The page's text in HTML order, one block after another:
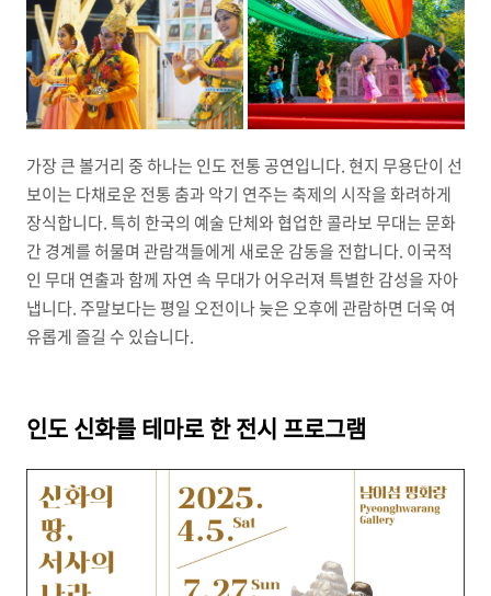
가장 큰 볼거리 중 하나는 인도 전통 공연입니다. 현지 무용단이 선
보이는 다채로운 전통 춤과 악기 연주는 축제의 시작을 화려하게
장식합니다. 특히 한국의 예술 단체와 협업한 콜라보 무대는 문화
간 경계를 허물며 관람객들에게 새로운 감동을 전합니다. 이국적
인 무대 연출과 함께 자연 속 무대가 어우러져 특별한 감성을 자아
냅니다. 주말보다는 평일 오전이나 늦은 오후에 관람하면 더욱 여
유롭게 즐길 수 있습니다.
인도 신화를 테마로 한 전시 프로그램